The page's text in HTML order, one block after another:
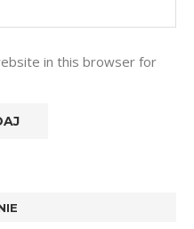
in this browser for